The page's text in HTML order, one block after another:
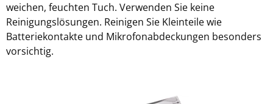
weichen, feuchten Tuch. Verwenden Sie keine
Reinigungslösungen. Reinigen Sie Kleinteile wie
Batteriekontakte und Mikrofonabdeckungen besonders
vorsichtig.